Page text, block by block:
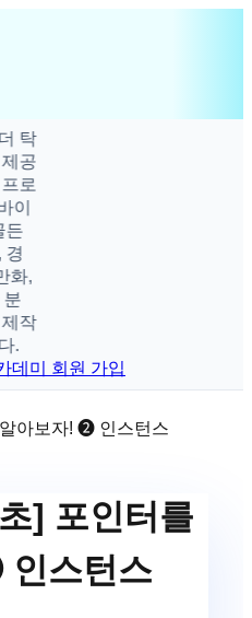
탁
공
로
이
,
작
.
데미 회원 가입
아보자! ❷ 인스턴스
] 포인터를
스턴스